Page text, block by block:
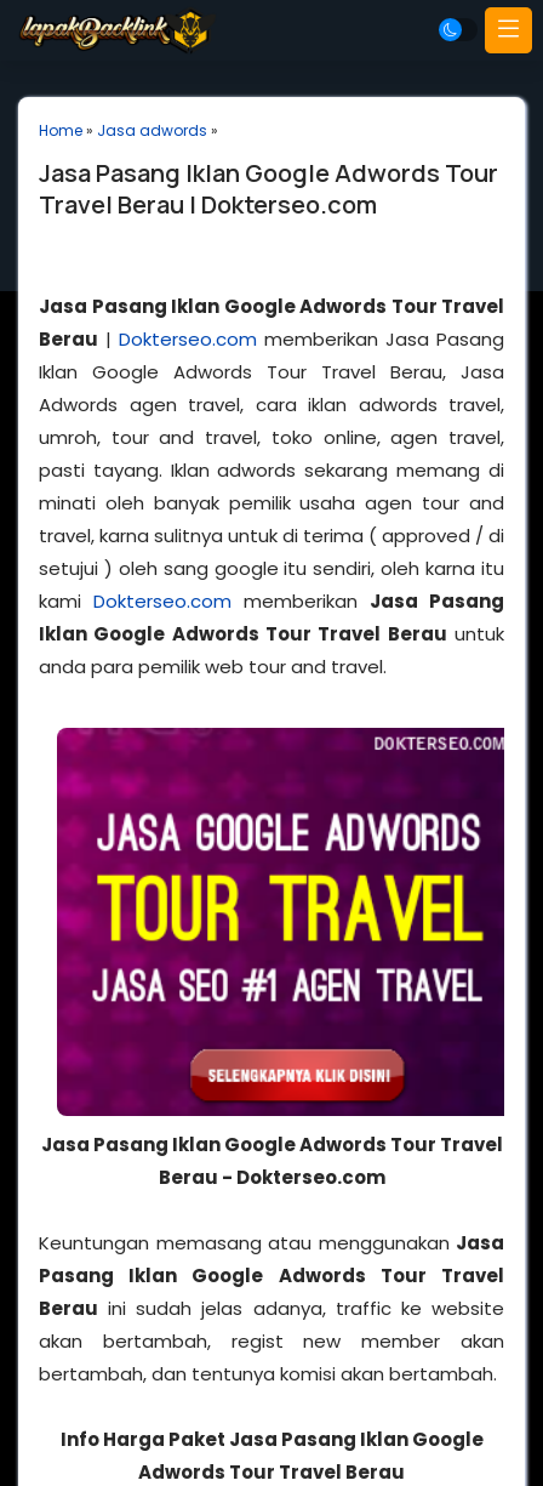
Home» Jasa adwords »
Jasa Pasang Iklan Google Adwords Tour
Travel Berau | Dokterseo.com
Jasa Pasang Iklan Google Adwords Tour Travel
Berau | Dokterseo.com memberikan Jasa Pasang
Iklan Google Adwords Tour Travel Berau, Jasa
Adwords agen travel, cara iklan adwords travel,
umroh, tour and travel, toko online, agen travel,
pasti tayang. Iklan adwords sekarang memang di
minati oleh banyak pemilik usaha agen tour and
travel, karna sulitnya untuk di terima ( approved / di
setujui ) oleh sang google itu sendiri, oleh karna itu
kami Dokterseo.com memberikan Jasa Pasang
Iklan Google Adwords Tour Travel Berau untuk
anda para pemilik web tour and travel.
Jasa Pasang Iklan Google Adwords Tour Travel
Berau - Dokterseo.com
Keuntungan memasang atau menggunakan Jasa
Pasang Iklan Google Adwords Tour Travel
Berau ini sudah jelas adanya, traffic ke website
akan bertambah, regist new member akan
bertambah, dan tentunya komisi akan bertambah.
Info Harga Paket Jasa Pasang Iklan Google
Adwords Tour Travel Berau